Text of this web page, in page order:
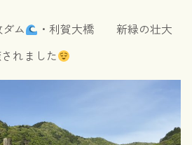
ム
・利賀大橋 新緑の壮大
れました